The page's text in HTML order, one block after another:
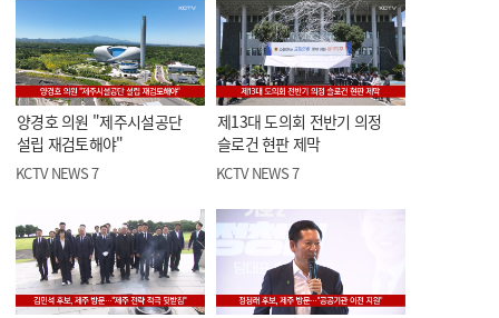
양경호 의원 "제주시설공단
설립 재검토해야"
KCTV NEWS 7
제13대 도의회 전반기 의정
슬로건 현판 제막
KCTV NEWS 7